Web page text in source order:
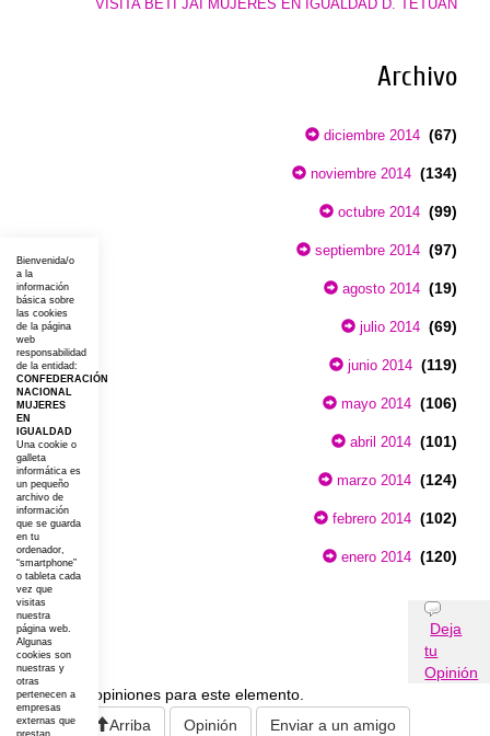
VISITA BETI JAI MUJERES EN IGUALDAD D. TETUÁN
Archivo
diciembre 2014 (67)
noviembre 2014 (134)
octubre 2014 (99)
septiembre 2014 (97)
agosto 2014 (19)
julio 2014 (69)
junio 2014 (119)
mayo 2014 (106)
abril 2014 (101)
marzo 2014 (124)
febrero 2014 (102)
enero 2014 (120)
Opiniones
Deja
tu
Opinión
No existen opiniones para este elemento.
Arriba
Opinión Enviar a un amigo
Bienvenida/o
a la
información
básica sobre
las cookies
de la página
web
responsabilidad
de la entidad:
CONFEDERACIÓN
NACIONAL
MUJERES
EN
IGUALDAD
Una cookie o
galleta
informática es
un pequeño
archivo de
información
que se guarda
en tu
ordenador,
“smartphone”
o tableta cada
vez que
visitas
nuestra
página web.
Algunas
cookies son
nuestras y
otras
pertenecen a
empresas
externas que
prestan